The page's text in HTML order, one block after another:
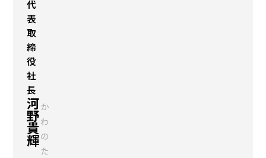
代
表
取
締
役
社
長
河
野
貴
輝
か
わ
の
た